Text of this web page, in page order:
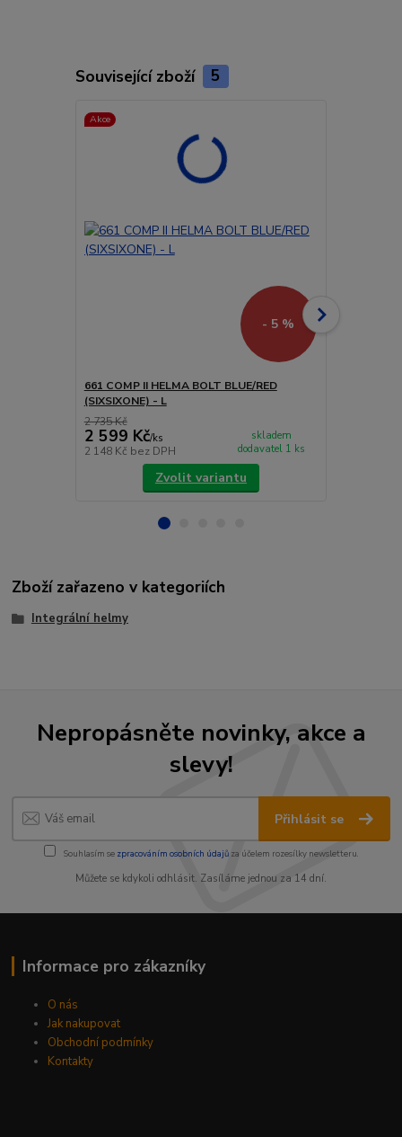
Související zboží 5
Akce
- 5 %
661 COMP II HELMA BOLT BLUE/RED
(SIXSIXONE) - L
2 735 Kč
2 599 Kč/ks
2 148 Kč bez DPH
skladem
dodavatel 1 ks
Zvolit variantu
Zboží zařazeno v kategoriích
Integrální helmy
Nepropásněte novinky, akce a
slevy!
Přihlásit se
Souhlasím se zpracováním osobních údajůza účelem rozesílky newsletteru.
Můžete se kdykoli odhlásit. Zasíláme jednou za 14 dní.
Informace pro zákazníky
O nás
Jak nakupovat
Obchodní podmínky
Kontakty